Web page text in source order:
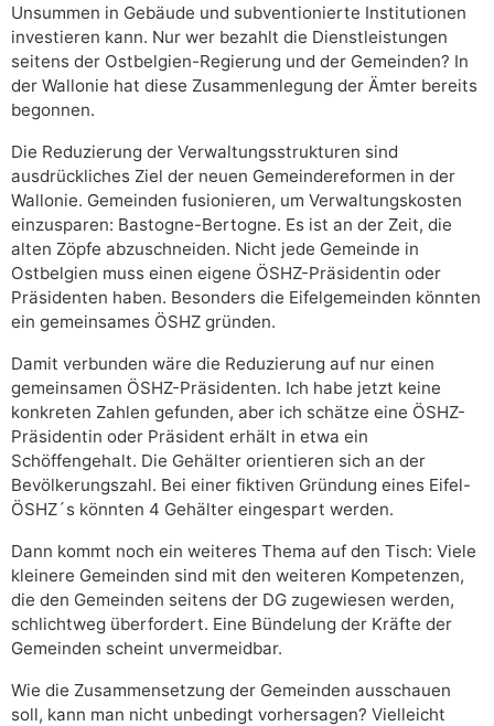
Unsummen in Gebäude und subventionierte Institutionen
investieren kann. Nur wer bezahlt die Dienstleistungen
seitens der Ostbelgien-Regierung und der Gemeinden? In
der Wallonie hat diese Zusammenlegung der Ämter bereits
begonnen.
Die Reduzierung der Verwaltungsstrukturen sind
ausdrückliches Ziel der neuen Gemeindereformen in der
Wallonie. Gemeinden fusionieren, um Verwaltungskosten
einzusparen: Bastogne-Bertogne. Es ist an der Zeit, die
alten Zöpfe abzuschneiden. Nicht jede Gemeinde in
Ostbelgien muss einen eigene ÖSHZ-Präsidentin oder
Präsidenten haben. Besonders die Eifelgemeinden könnten
ein gemeinsames ÖSHZ gründen.
Damit verbunden wäre die Reduzierung auf nur einen
gemeinsamen ÖSHZ-Präsidenten. Ich habe jetzt keine
konkreten Zahlen gefunden, aber ich schätze eine ÖSHZ-
Präsidentin oder Präsident erhält in etwa ein
Schöffengehalt. Die Gehälter orientieren sich an der
Bevölkerungszahl. Bei einer fiktiven Gründung eines Eifel-
ÖSHZ´s könnten 4 Gehälter eingespart werden.
Dann kommt noch ein weiteres Thema auf den Tisch: Viele
kleinere Gemeinden sind mit den weiteren Kompetenzen,
die den Gemeinden seitens der DG zugewiesen werden,
schlichtweg überfordert. Eine Bündelung der Kräfte der
Gemeinden scheint unvermeidbar.
Wie die Zusammensetzung der Gemeinden ausschauen
soll, kann man nicht unbedingt vorhersagen? Vielleicht